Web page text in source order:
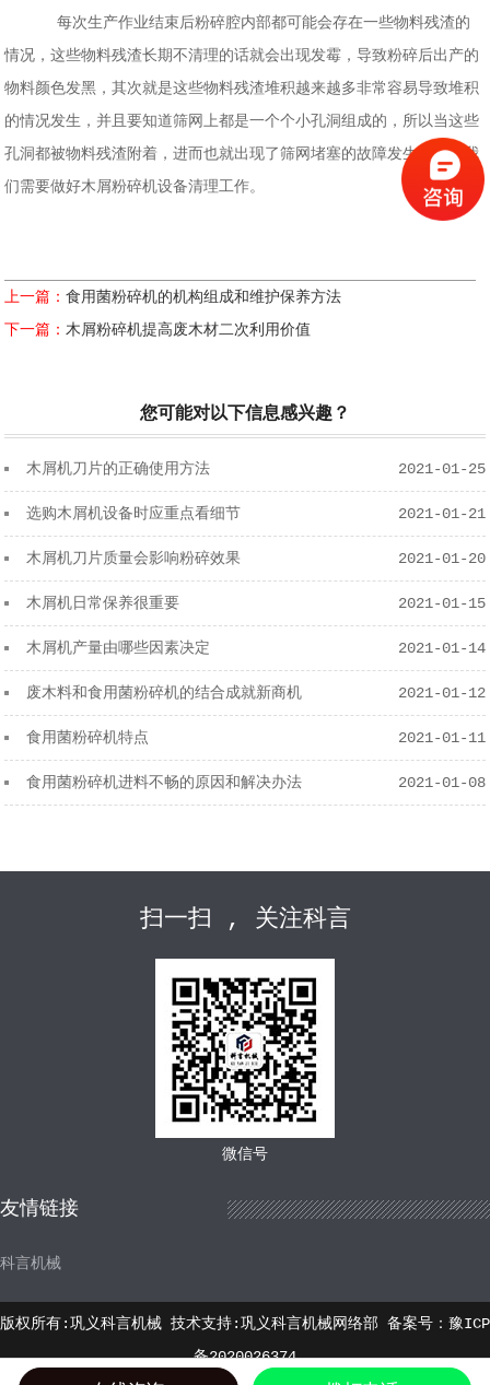
每次生产作业结束后粉碎腔内部都可能会存在一些物料残渣的
情况，这些物料残渣长期不清理的话就会出现发霉，导致粉碎后出产的
物料颜色发黑，其次就是这些物料残渣堆积越来越多非常容易导致堆积
的情况发生，并且要知道筛网上都是一个个小孔洞组成的，所以当这些
孔洞都被物料残渣附着，进而也就出现了筛网堵塞的故障发生，所以我
们需要做好木屑粉碎机设备清理工作。
上一篇：食用菌粉碎机的机构组成和维护保养方法
下一篇：木屑粉碎机提高废木材二次利用价值
您可能对以下信息感兴趣？
2021-01-25
木屑机刀片的正确使用方法
2021-01-21
选购木屑机设备时应重点看细节
2021-01-20
木屑机刀片质量会影响粉碎效果
2021-01-15
木屑机日常保养很重要
2021-01-14
木屑机产量由哪些因素决定
2021-01-12
废木料和食用菌粉碎机的结合成就新商机
2021-01-11
食用菌粉碎机特点
2021-01-08
食用菌粉碎机进料不畅的原因和解决办法
扫一扫 , 关注科言
微信号
友情链接
科言机械
版权所有:巩义科言机械 技术支持:巩义科言机械网络部 备案号： 豫ICP
备2020026374